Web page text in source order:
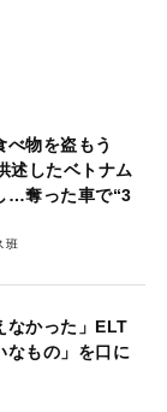
物を盗もう
述したベトナム
…奪った車で“3
班
なかった」ELT
なもの」を口に